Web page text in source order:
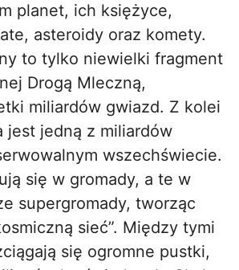
planet, ich księżyce,
asteroidy oraz komety.
to tylko niewielki fragment
Drogą Mleczną,
miliardów gwiazd. Z kolei
jest jedną z miliardów
wszechświecie.
się w gromady, a te w
supergromady, tworząc
sieć”. Między tymi
się ogromne pustki,